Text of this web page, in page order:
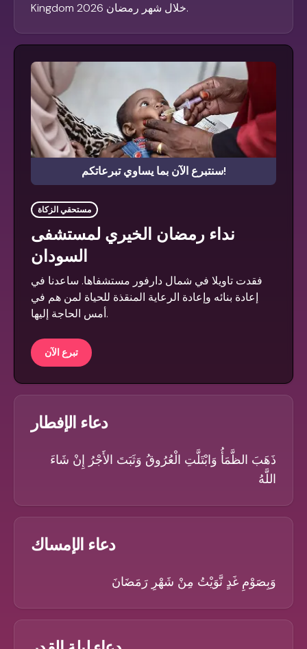
Kingdom خلال شهر رمضان 2026.
سنتبرع الآن بما يساوي تبرعاتكم!
مستحقي الزكاة
نداء رمضان الخيري لمستشفى
السودان
فقدت تاويلا في شمال دارفور مستشفاها. ساعدنا في
إعادة بنائه وإعادة الرعاية المنقذة للحياة لمن هم في
أمس الحاجة إليها.
تبرع الآن
دعاء الإفطار
ذَهَبَ الظَّمَأُ وَابْتَلَّتِ الْعُرُوقُ وَثَبَتَ الأَجْرُ إِنْ شَاءَ
اللَّهُ
دعاء الإمساك
وَبِصَوْمِ غَدٍ نَّوَيْتُ مِنْ شَهْرِ رَمَضَانَ